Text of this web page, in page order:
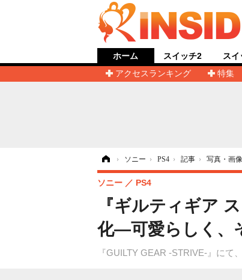
ホーム
アクセスランキング
特集
スイッチ2 スイ
› ソニー › PS4 › 記事 › 写真・画像
『ギルティギア
化―可愛らしく、
『GUILTY GEAR -STRIVE-』にて
ソニー PS4